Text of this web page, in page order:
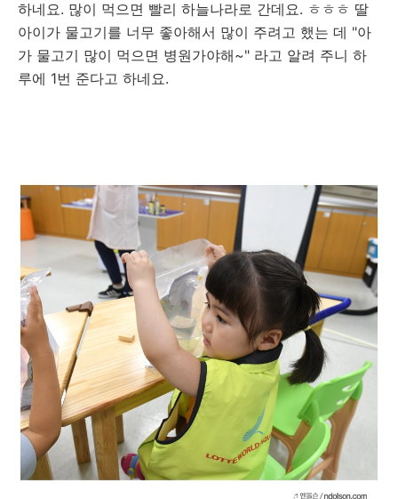
하네요. 많이 먹으면 빨리 하늘나라로 간데요. ㅎㅎㅎ 딸
아이가 물고기를 너무 좋아해서 많이 주려고 했는 데 "아
가 물고기 많이 먹으면 병원가야해~" 라고 알려 주니 하
루에 1번 준다고 하네요.